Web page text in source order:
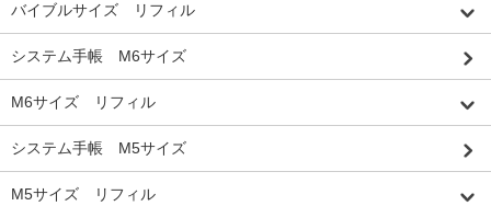
バイブルサイズ リフィル
システム手帳 M6サイズ
M6サイズ リフィル
システム手帳 M5サイズ
M5サイズ リフィル